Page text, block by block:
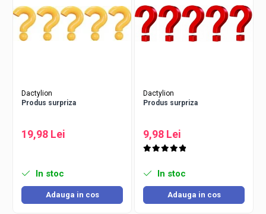
Dactylion
Produs surpriza
19,98 Lei
In stoc
Adauga in cos
Dactylion
Produs surpriza
9,98 Lei
In stoc
Adauga in cos